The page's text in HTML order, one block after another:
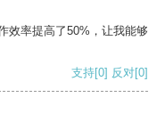
效率提高了50%，让我能够
支持[0] 反对[0]